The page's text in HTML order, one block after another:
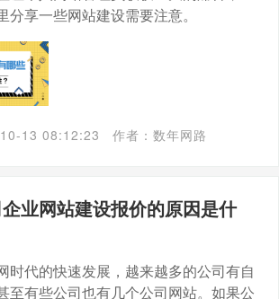
分享一些网站建设需要注意。
13 08:12:23 作者：数年网路
业网站建设报价的原因是什
时代的快速发展，越来越多的公司有自
至有些公司也有几个公司网站。如果公